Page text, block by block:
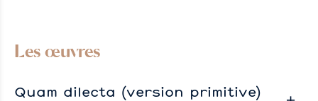
Les œuvres
Quam dilecta (version primitive)